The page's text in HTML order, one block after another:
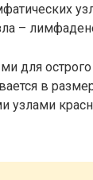
–
для
в